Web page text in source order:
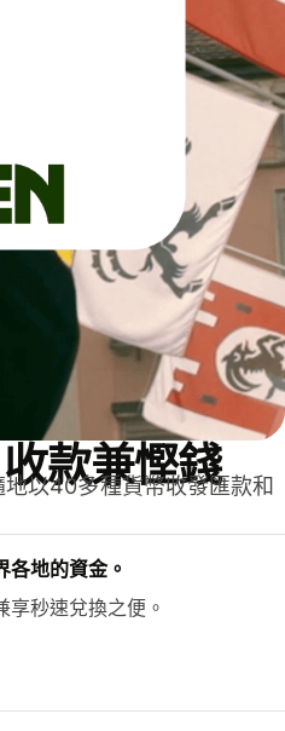
款兼慳錢
以40多種貨幣收發匯款和
各地的資金。
秒速兌換之便。